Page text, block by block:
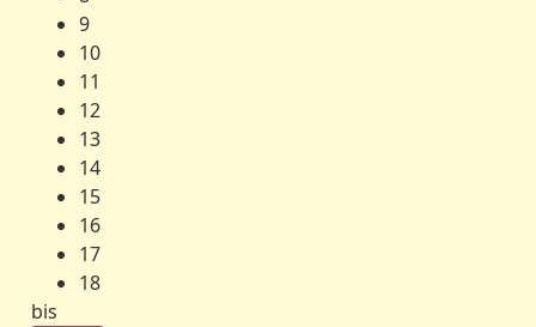
9
10
11
12
13
14
15
16
17
18
bis